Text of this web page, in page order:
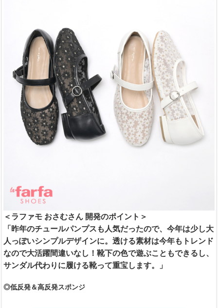
＜ラファモ おさむさん 開発のポイント＞
「昨年のチュールパンプスも人気だったので、今年は少し大
人っぽいシンプルデザインに。透ける素材は今年もトレンド
なので大活躍間違いなし！靴下の色で遊ぶこともできるし、
サンダル代わりに履ける靴って重宝します。」
◎低反発＆高反発スポンジ